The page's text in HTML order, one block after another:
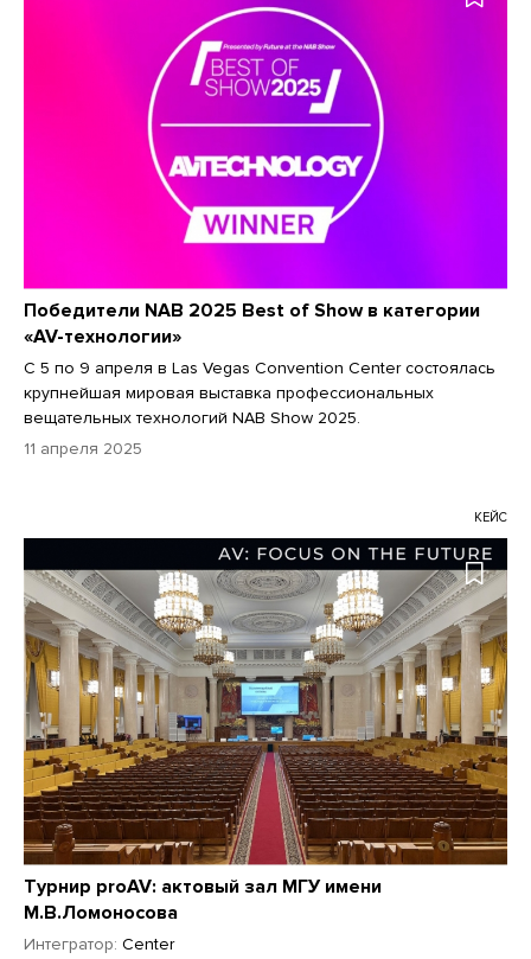
Победители NAB 2025 Best of Show в категории
«AV-технологии»
С 5 по 9 апреля в Las Vegas Convention Center состоялась
крупнейшая мировая выставка профессиональных
вещательных технологий NAB Show 2025.
11 апреля 2025
КЕЙС
Турнир proAV: актовый зал МГУ имени
М.В.Ломоносова
Интегратор: Center